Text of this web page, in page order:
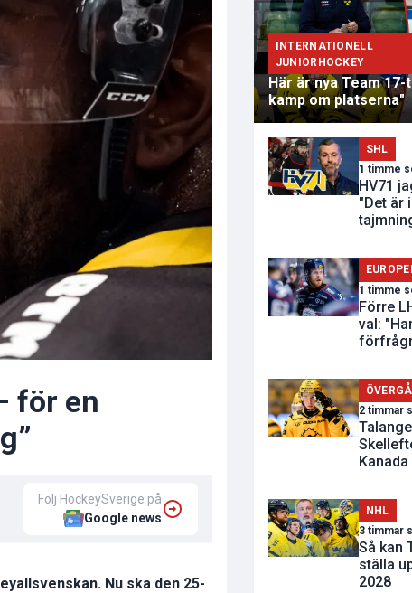
för en
Följ HockeySverige på
Google news
Nu ska den 25-
INTERNATIONELL
JUNIORHOCKEY
Här är nya Team
kamp om platserna"
SHL
1 timme
HV71
"Det är
1 timme
Förre
val:
2 timmar
Kanada
NHL
3 timmar
Så kan
ställa
2028